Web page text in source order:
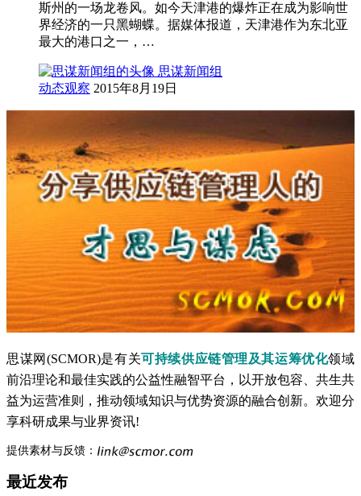
斯州的一场龙卷风。如今天津港的爆炸正在成为影响世
界经济的一只黑蝴蝶。据媒体报道，天津港作为东北亚
最大的港口之一，…
思谋新闻组
动态观察 2015年8月19日
思谋网(SCMOR)是有关可持续供应链管理及其运筹优化领域
前沿理论和最佳实践的公益性融智平台，以开放包容、共生共
益为运营准则，推动领域知识与优势资源的融合创新。欢迎分
享科研成果与业界资讯!
提供素材与反馈：
最近发布